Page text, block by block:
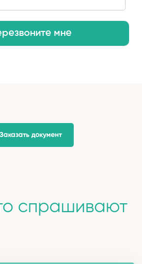
мне
Заказать документ
спрашивают